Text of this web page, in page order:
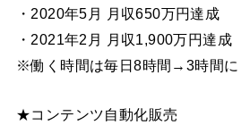
・2020年5月 月収650万円達成
・2021年2月 月収1,900万円達成
※働く時間は毎日8時間→3時間に
★コンテンツ自動化販売